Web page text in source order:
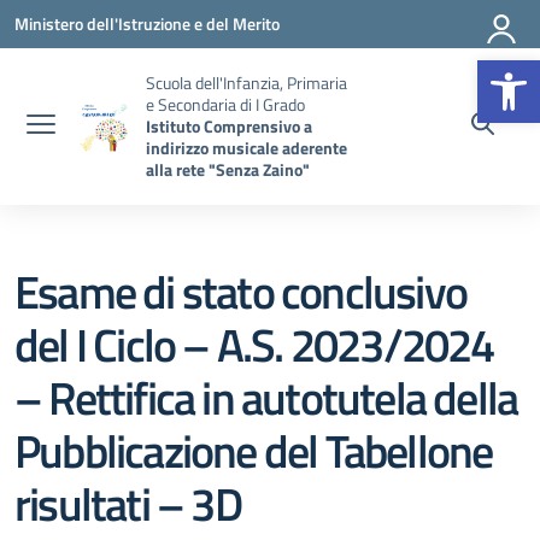
Vai ai contenuti
Vai al menu di navigazione
Vai al footer
Ministero dell'Istruzione e del Merito
Scuola dell'Infanzia, Primaria
e Secondaria di I Grado
Istituto Comprensivo a
indirizzo musicale aderente
alla rete "Senza Zaino"
Esame di stato conclusivo
del I Ciclo – A.S. 2023/2024
– Rettifica in autotutela della
Pubblicazione del Tabellone
risultati – 3D